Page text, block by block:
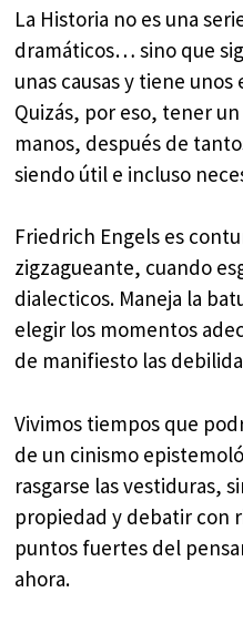
La Historia no es una
dramáticos… sino que
unas causas y tiene
Quizás, por eso, tener
manos, después de
siendo útil e incluso
Friedrich Engels es
zigzagueante, cuando
dialecticos. Maneja la
elegir los momentos
de manifiesto las
Vivimos tiempos que
de un cinismo
rasgarse las vestiduras,
propiedad y debatir con
puntos fuertes del
ahora.